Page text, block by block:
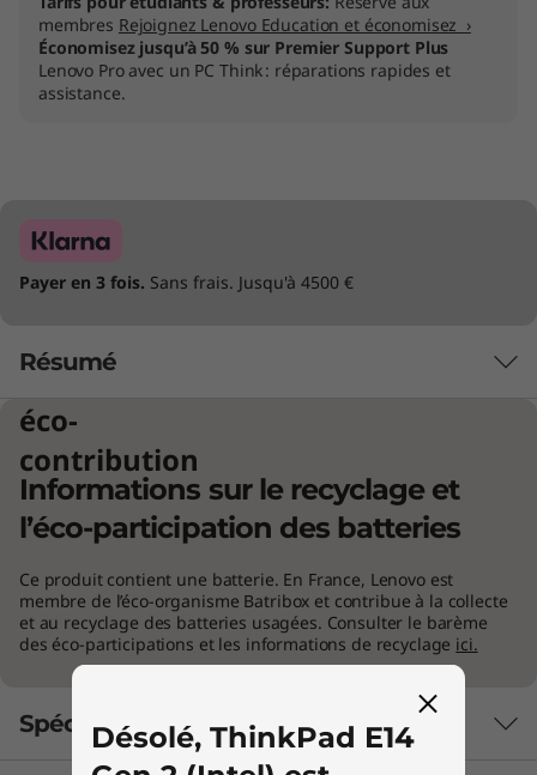
membres Rejoignez Lenovo Education et économisez ›
Économisez jusqu’à 50 % sur Premier Support Plus
Lenovo Pro avec un PC Think : réparations rapides et
assistance.
Payer en 3 fois. Sans frais. Jusqu'à 4500 €
Résumé
éco-
contribution
Informations sur le recyclage et
l’éco-participation des batteries
Ce produit contient une batterie. En France, Lenovo est
membre de l’éco-organisme Batribox et contribue à la collecte
et au recyclage des batteries usagées. Consulter le barème
des éco-participations et les informations de recyclage ici.
Spécifications techniques
Désolé, ThinkPad E14